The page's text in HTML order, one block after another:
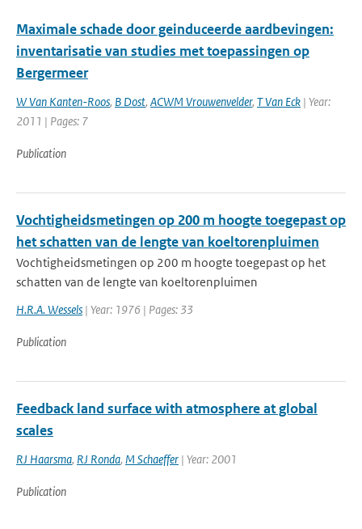
Maximale schade door geinduceerde aardbevingen:
inventarisatie van studies met toepassingen op
Bergermeer
W Van Kanten-Roos, B Dost, ACWM Vrouwenvelder, T Van Eck | Year:
2011 | Pages: 7
Publication
Vochtigheidsmetingen op 200 m hoogte toegepast op
het schatten van de lengte van koeltorenpluimen
Vochtigheidsmetingen op 200 m hoogte toegepast op het
schatten van de lengte van koeltorenpluimen
H.R.A. Wessels | Year: 1976 | Pages: 33
Publication
Feedback land surface with atmosphere at global
scales
RJ Haarsma, RJ Ronda, M Schaeffer | Year: 2001
Publication